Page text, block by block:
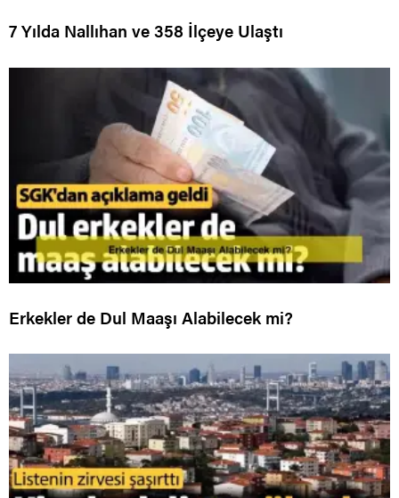
7 Yılda Nallıhan ve 358 İlçeye Ulaştı
Erkekler de Dul Maaşı Alabilecek mi?